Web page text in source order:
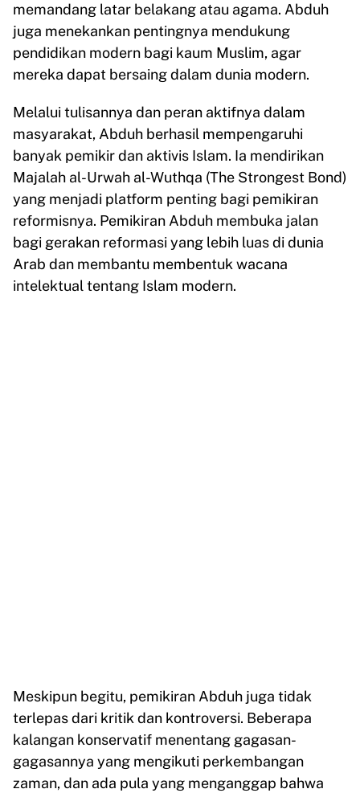
memandang latar belakang atau agama. Abduh
juga menekankan pentingnya mendukung
pendidikan modern bagi kaum Muslim, agar
mereka dapat bersaing dalam dunia modern.
Melalui tulisannya dan peran aktifnya dalam
masyarakat, Abduh berhasil mempengaruhi
banyak pemikir dan aktivis Islam. Ia mendirikan
Majalah al-Urwah al-Wuthqa (The Strongest Bond)
yang menjadi platform penting bagi pemikiran
reformisnya. Pemikiran Abduh membuka jalan
bagi gerakan reformasi yang lebih luas di dunia
Arab dan membantu membentuk wacana
intelektual tentang Islam modern.
Meskipun begitu, pemikiran Abduh juga tidak
terlepas dari kritik dan kontroversi. Beberapa
kalangan konservatif menentang gagasan-
gagasannya yang mengikuti perkembangan
zaman, dan ada pula yang menganggap bahwa